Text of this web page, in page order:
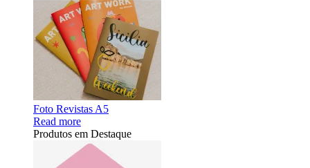
Foto Revistas A5
Read more
Produtos em Destaque